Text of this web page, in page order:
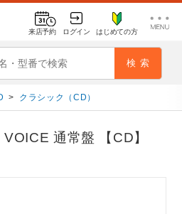
来店予約 ログイン はじめての方
> クラシック（CD）
通常盤 【CD】